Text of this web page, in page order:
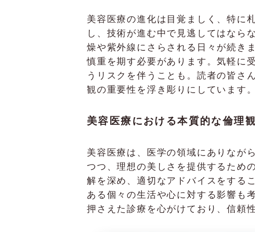
美容医療の進化は目覚ましく、特に
し、技術が進む中で見逃してはなら
燥や紫外線にさらされる日々が続き
慎重を期す必要があります。気軽に
うリスクを伴うことも。読者の皆さ
観の重要性を浮き彫りにしています。
美容医療における本質的な倫理
美容医療は、医学の領域にありなが
つつ、理想の美しさを提供するため
解を深め、適切なアドバイスをする
ある個々の生活や心に対する影響も
押さえた診療を心がけており、信頼